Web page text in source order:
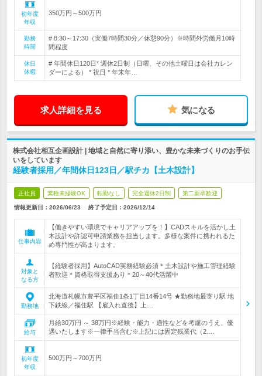
初年度
年収
350万円～500万円
勤務
時間
# 8:30～17:30（実働7時間30分／休憩90分）※時間外労働月10時
間程度
休日
休暇
# 年間休日120日* 週休2日制（日曜、その他土曜日は会社カレン
ダーによる） * 祝日 * 年末年…
求人詳細を見る 気になる
株式会社相互企画設計 | 地域と自然に寄り添い、豊かな未来づくりのお手伝
いをしています
経験者採用／年間休日123日／駅チカ【土木設計】
正社員 業種未経験OK 転勤なし 完全週休2日制 第二新卒歓迎
情報更新日：2026/06/23 終了予定日： 2026/12/14
仕事内容
【働きやすい環境でキャリアアップを！】CADスキルを活かし土
木設計や許認可申請業務を担当します。多様な案件に携われるた
め専門性が高まります。
対象と
なる方
【経験者採用】AutoCAD実務経験必須＊土木設計や施工管理経験
者歓迎＊資格取得支援あり＊20～40代活躍中
勤務地
北海道札幌市豊平区福住1条1丁目14番14号 ★勤務地最寄り駅 地
下鉄線／福住駅 【雇入れ直後】上…
給与
月給30万円 ～ 38万円※経験・能力・適性などを考慮のうえ、優
遇いたします※一律手当含む※上記には固定残業代（2.…
初年度
年収
500万円～700万円